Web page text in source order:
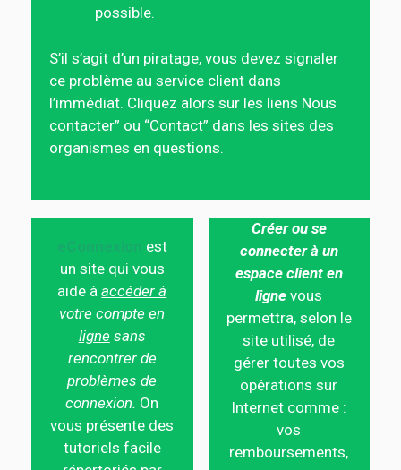
possible.
S’il s’agit d’un piratage, vous devez signaler
ce problème au service client dans
l’immédiat. Cliquez alors sur les liens Nous
contacter” ou “Contact” dans les sites des
organismes en questions.
est
un site qui vous
aide àaccéder à
votre compte en
ligne sans
rencontrer de
problèmes de
connexion. On
vous présente des
tutoriels facile
Créer ou se
connecter à un
espace client en
ligne vous
permettra, selon le
site utilisé, de
gérer toutes vos
opérations sur
Internet comme :
vos
remboursements,